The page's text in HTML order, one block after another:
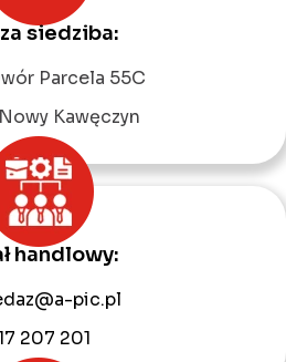
siedziba:
Parcela 55C
Kawęczyn
handlowy:
pic.pl
207 201